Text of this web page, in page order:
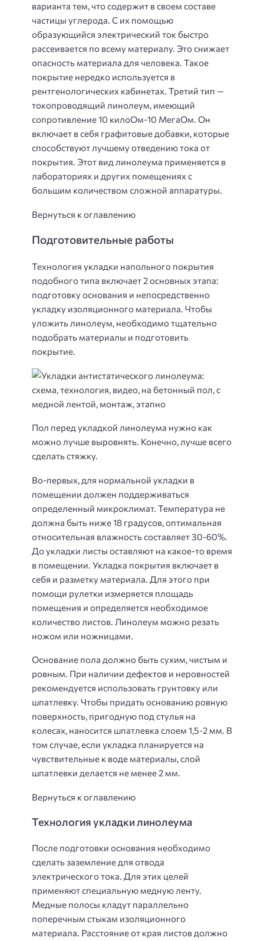
варианта тем, что содержит в своем составе
частицы углерода. С их помощью
образующийся электрический ток быстро
рассеивается по всему материалу. Это снижает
опасность материала для человека. Такое
покрытие нередко используется в
рентгенологических кабинетах. Третий тип —
токопроводящий линолеум, имеющий
сопротивление 10 килоОм-10 МегаОм. Он
включает в себя графитовые добавки, которые
способствуют лучшему отведению тока от
покрытия. Этот вид линолеума применяется в
лабораториях и других помещениях с
большим количеством сложной аппаратуры.
Вернуться к оглавлению
Подготовительные работы
Технология укладки напольного покрытия
подобного типа включает 2 основных этапа:
подготовку основания и непосредственно
укладку изоляционного материала. Чтобы
уложить линолеум, необходимо тщательно
подобрать материалы и подготовить
покрытие.
Пол перед укладкой линолеума нужно как
можно лучше выровнять. Конечно, лучше всего
сделать стяжку.
Во-первых, для нормальной укладки в
помещении должен поддерживаться
определенный микроклимат. Температура не
должна быть ниже 18 градусов, оптимальная
относительная влажность составляет 30-60%.
До укладки листы оставляют на какое-то время
в помещении. Укладка покрытия включает в
себя и разметку материала. Для этого при
помощи рулетки измеряется площадь
помещения и определяется необходимое
количество листов. Линолеум можно резать
ножом или ножницами.
Основание пола должно быть сухим, чистым и
ровным. При наличии дефектов и неровностей
рекомендуется использовать грунтовку или
шпатлевку. Чтобы придать основанию ровную
поверхность, пригодную под стулья на
колесах, наносится шпатлевка слоем 1,5-2 мм. В
том случае, если укладка планируется на
чувствительные к воде материалы, слой
шпатлевки делается не менее 2 мм.
Вернуться к оглавлению
Технология укладки линолеума
После подготовки основания необходимо
сделать заземление для отвода
электрического тока. Для этих целей
применяют специальную медную ленту.
Медные полосы кладут параллельно
поперечным стыкам изоляционного
материала. Расстояние от края листов должно